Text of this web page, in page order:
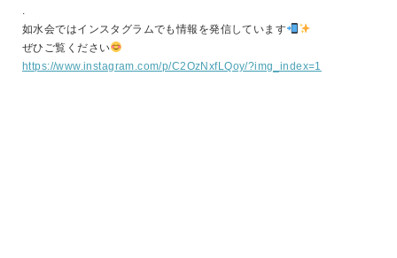
.
如水会ではインスタグラムでも情報を発信しています
ぜひご覧ください
https://www.instagram.com/p/C2OzNxfLQoy/?img_index=1